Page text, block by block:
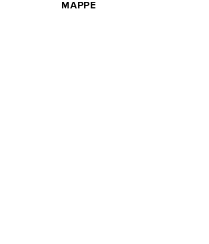
MAPPE